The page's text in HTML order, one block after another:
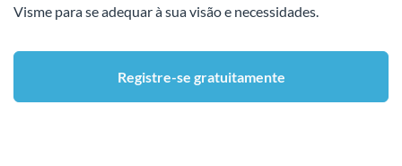
Visme para se adequar à sua visão e necessidades.
Registre-se gratuitamente